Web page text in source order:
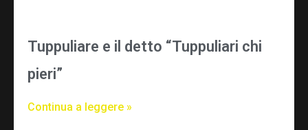
Tuppuliare e il detto “Tuppuliari chi
pieri”
Continua a leggere »